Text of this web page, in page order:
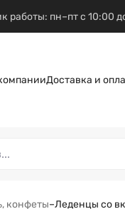
работы: пн–пт с 10:00
Доставка и
конфеты–Леденцы со